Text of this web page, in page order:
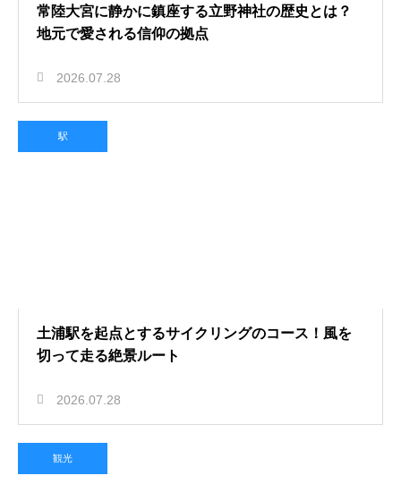
常陸大宮に静かに鎮座する立野神社の歴史とは？
地元で愛される信仰の拠点
2026.07.28
駅
土浦駅を起点とするサイクリングのコース！風を
切って走る絶景ルート
2026.07.28
観光